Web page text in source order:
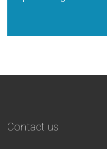
Contact us